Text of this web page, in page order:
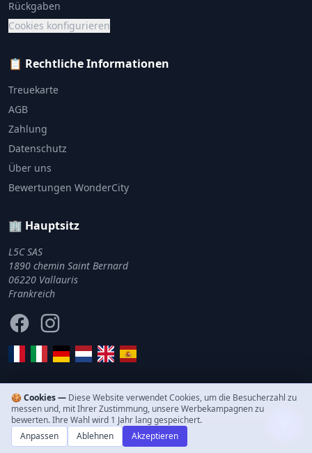
Rückgaben
Cookies konfigurieren
📋 Rechtliche Informationen
Treuekarte
AGB
Zahlung
Datenschutz
Über uns
Bewertungen WonderCity
🏢 Hauptsitz
L5C SAS
1890 chemin Saint Bernard
06220 Vallauris
Frankreich
FacebookInstagram
© 2011–2026 WonderCity. Alle Rechte vorbehalten.
🍪 Cookies — Diese Website verwendet Cookies, um die Besucherzahl zu
messen und, mit Ihrer Zustimmung, unsere Werbekampagnen zu
bewerten. Ihre Wahl wird 1 Jahr lang gespeichert.
Anpassen
Ablehnen Akzeptieren